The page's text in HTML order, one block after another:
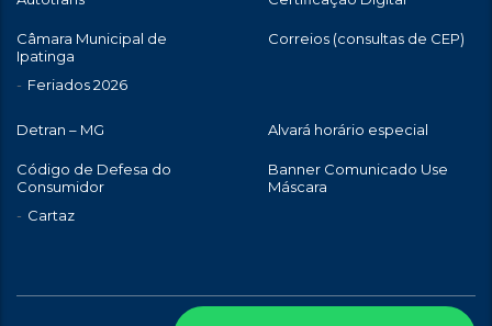
Câmara Municipal de
Ipatinga
Feriados 2026
Correios (consultas de CEP)
Detran – MG Alvará horário especial
Código de Defesa do
Consumidor
Cartaz
Banner Comunicado Use
Máscara